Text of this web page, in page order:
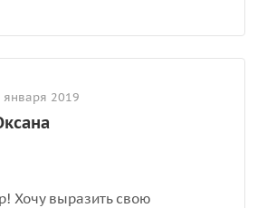
января 2019
Хочу выразить свою